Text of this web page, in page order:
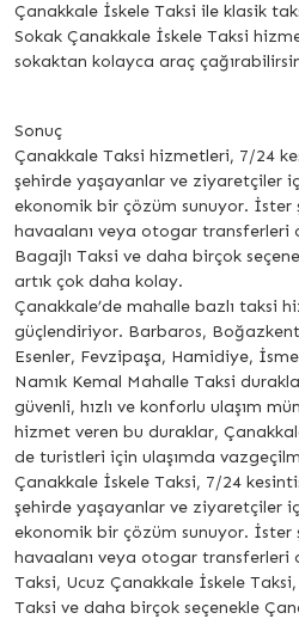
Çanakkale İskele Taksi ile klasik
Sokak Çanakkale İskele Taksi
sokaktan kolayca araç
Sonuç
Çanakkale Taksi hizmetleri, 7/24
şehirde yaşayanlar ve ziyaretçiler
ekonomik bir çözüm sunuyor. İster
havaalanı veya otogar transferleri
Bagajlı Taksi ve daha birçok
artık çok daha kolay.
Çanakkale’de mahalle bazlı taksi
güçlendiriyor. Barbaros,
Esenler, Fevzipaşa, Hamidiye,
Namık Kemal Mahalle Taksi
güvenli, hızlı ve konforlu ulaşım
hizmet veren bu duraklar,
de turistleri için ulaşımda
Çanakkale İskele Taksi, 7/24
şehirde yaşayanlar ve ziyaretçiler
ekonomik bir çözüm sunuyor. İster
havaalanı veya otogar transferleri
Taksi, Ucuz Çanakkale İskele
Taksi ve daha birçok seçenekle